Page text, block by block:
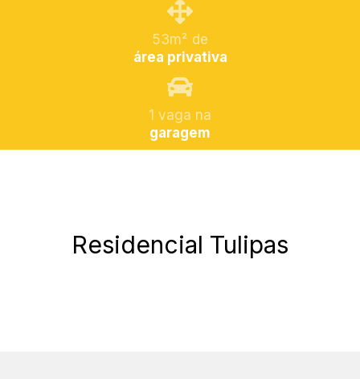
53m² de
área privativa
1 vaga na
garagem
Residencial Tulipas